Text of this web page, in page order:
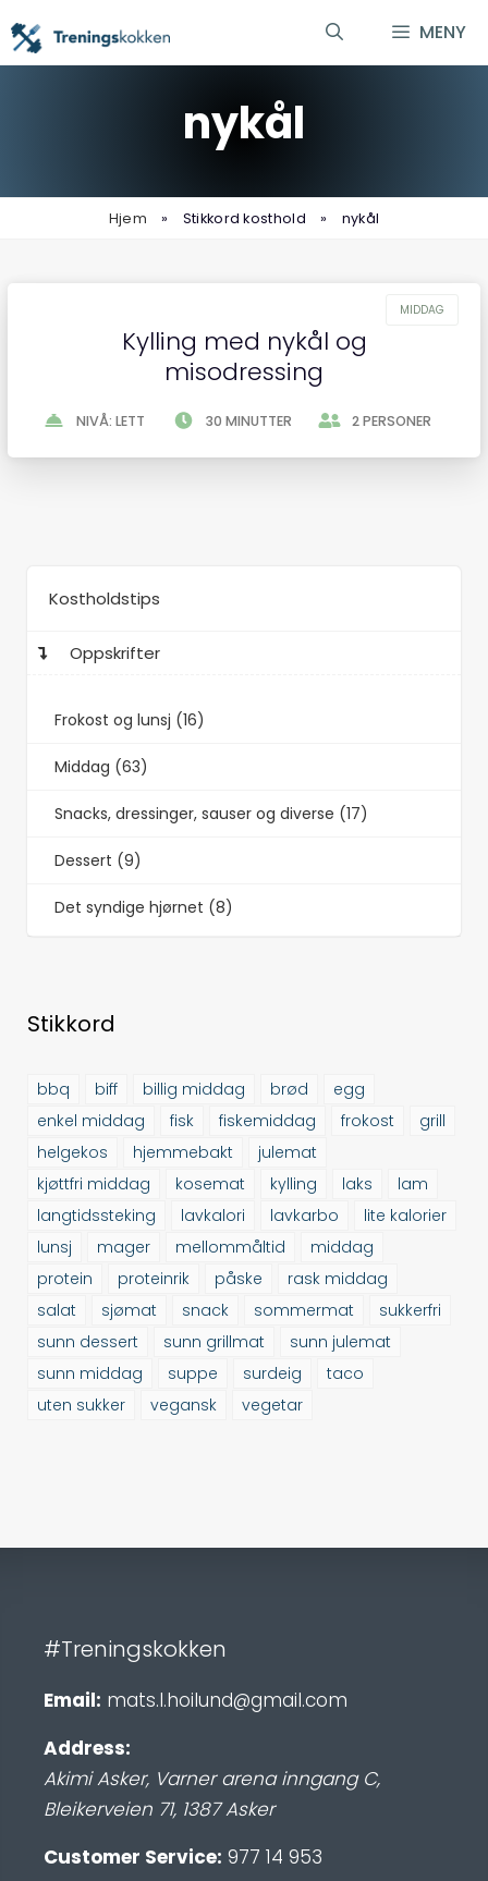
til
MENY
nykål
Hjem » Stikkord kosthold » nykål
Kylling med nykål og
misodressing
NIVÅ: LETT 30 MINUTTER 2 PERSONER
Kostholdstips
Oppskrifter
Frokost og lunsj (16)
Middag (63)
Snacks, dressinger, sauser og diverse (17)
Dessert (9)
Det syndige hjørnet (8)
Stikkord
bbq biff billig middag brød
egg
enkel middag
fisk fiskemiddag frokost
grill
helgekos
hjemmebakt
julemat
kjøttfri middag
kosemat kylling laks
lam
langtidssteking
lavkalori lavkarbo
lite kalorier
lunsj
mager mellommåltid
middag
protein
proteinrik påske
rask middag
salat
sjømat snack sommermat
sukkerfri
sunn dessert
sunn grillmat
sunn julemat
sunn middag
suppe surdeig
taco
uten sukker
vegansk vegetar
#Treningskokken
Email: mats.l.hoilund@gmail.com
Address:
Akimi Asker, Varner arena inngang C,
Bleikerveien 71, 1387 Asker
Customer Service: 977 14 953